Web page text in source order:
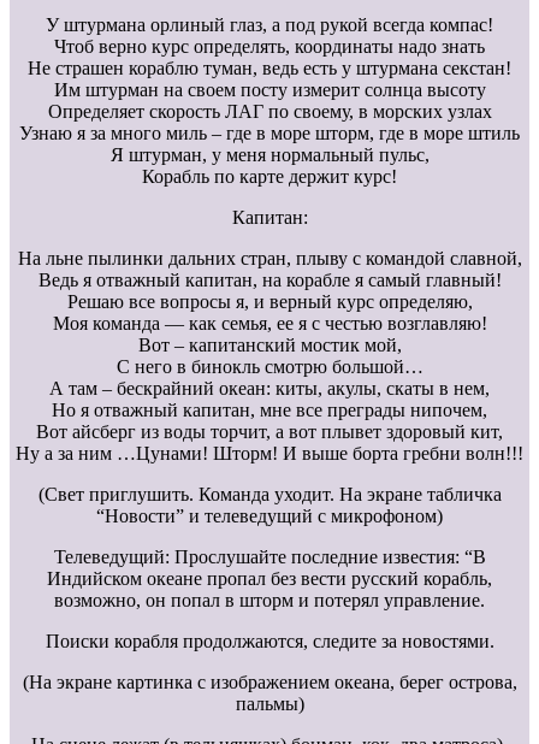
У штурмана орлиный глаз, а под рукой всегда компас!
Чтоб верно курс определять, координаты надо знать
Не страшен кораблю туман, ведь есть у штурмана секстан!
Им штурман на своем посту измерит солнца высоту
Определяет скорость ЛАГ по своему, в морских узлах
Узнаю я за много миль – где в море шторм, где в море штиль
Я штурман, у меня нормальный пульс,
Корабль по карте держит курс!
Капитан:
На льне пылинки дальних стран, плыву с командой славной,
Ведь я отважный капитан, на корабле я самый главный!
Решаю все вопросы я, и верный курс определяю,
Моя команда — как семья, ее я с честью возглавляю!
Вот – капитанский мостик мой,
С него в бинокль смотрю большой…
А там – бескрайний океан: киты, акулы, скаты в нем,
Но я отважный капитан, мне все преграды нипочем,
Вот айсберг из воды торчит, а вот плывет здоровый кит,
Ну а за ним …Цунами! Шторм! И выше борта гребни волн!!!
(Свет приглушить. Команда уходит. На экране табличка
“Новости” и телеведущий с микрофоном)
Телеведущий: Прослушайте последние известия: “В
Индийском океане пропал без вести русский корабль,
возможно, он попал в шторм и потерял управление.
Поиски корабля продолжаются, следите за новостями.
(На экране картинка с изображением океана, берег острова,
пальмы)